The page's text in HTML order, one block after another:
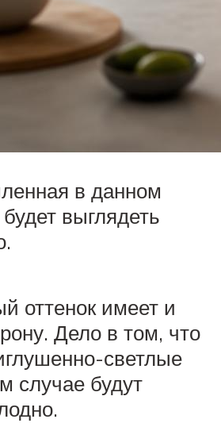
в данном
выглядеть
оттенок имеет и
Дело в том, что
светлые
случае будут